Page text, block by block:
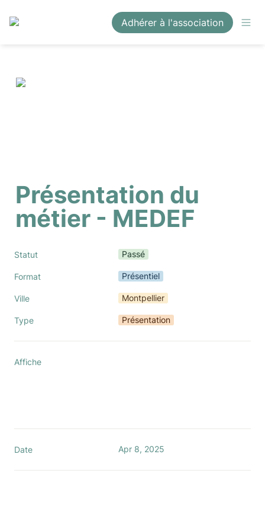
Adhérer à l'association
Présentation du
métier - MEDEF
Statut Passé
Format Présentiel
Ville Montpellier
Type Présentation
Affiche
Date Apr 8, 2025